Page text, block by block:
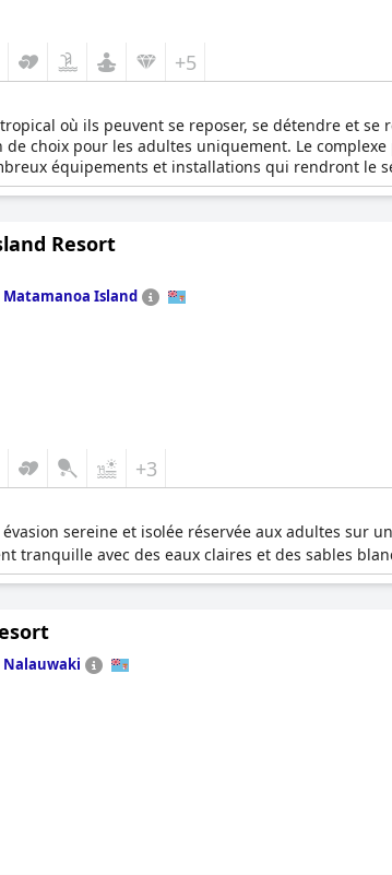
+5
où ils peuvent se reposer, se détendre et se
choix pour les adultes uniquement. Le
équipements et installations qui rendront le
romantiques.
Resort
Matamanoa Island
+3
sereine et isolée réservée aux adultes sur
tranquille avec des eaux claires et des sables
Nalauwaki